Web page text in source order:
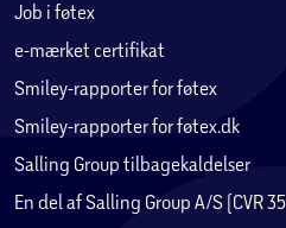
2-Swing Modulee 220, 2-Climb
samt brandmandsstang.
Estimeret samletid: 7 timer for 2
Max antal brugere: 9
Legetårnet består af
Job i føtex
e-mærket certifikat
Smiley-rapporter for føtex
Smiley-rapporter for føtex.dk
Salling Group tilbagekaldelser
En del af Salling Group A/S (CVR